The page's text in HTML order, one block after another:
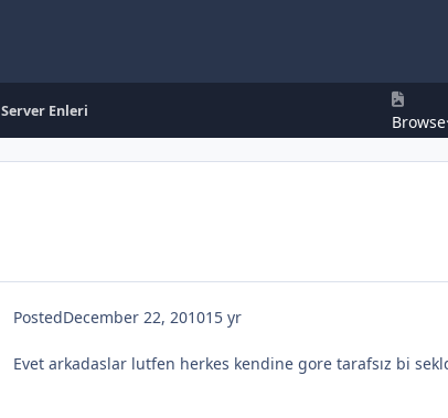
Server Enleri
Browse
PostedDecember 22, 201015 yr
Evet arkadaslar lutfen herkes kendine gore tarafsız bi